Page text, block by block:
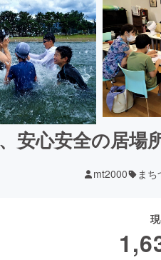
安心安全の居場
mt2000 ま